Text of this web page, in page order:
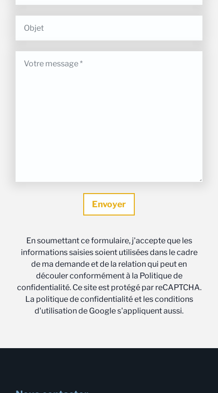
En soumettant ce formulaire, j'accepte que les
informations saisies soient utilisées dans le cadre
de ma demande et de la relation qui peut en
découler conformément à la Politique de
confidentialité. Ce site est protégé par reCAPTCHA.
La politique de confidentialité et les conditions
d'utilisation de Google s'appliquent aussi.